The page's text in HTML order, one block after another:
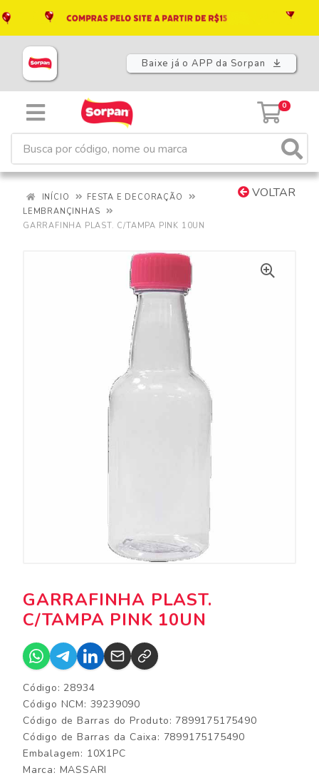
Baixe já o APP da Sorpan
0
VOLTAR
INÍCIO
FESTA E DECORAÇÃO
LEMBRANÇINHAS
GARRAFINHA PLAST. C/TAMPA PINK 10UN
GARRAFINHA PLAST.
C/TAMPA PINK 10UN
Código: 28934
Código NCM: 39239090
Código de Barras do Produto: 7899175175490
Código de Barras da Caixa: 7899175175490
Embalagem: 10X1PC
Marca: MASSARI